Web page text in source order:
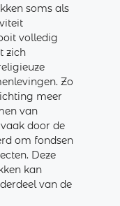
soms als
volledig
zich
Zo
meer
van
door de
om fondsen
Deze
kan
van de